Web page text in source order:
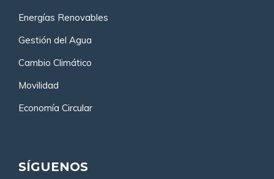
Energías Renovables
Gestión del Agua
Cambio Climático
Movilidad
Economía Circular
SÍGUENOS